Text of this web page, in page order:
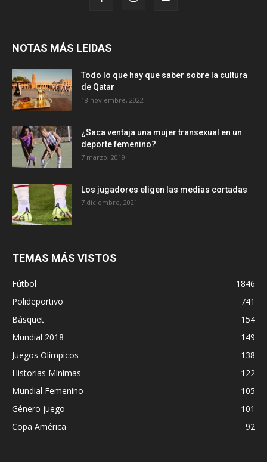
NOTAS MÁS LEIDAS
Todo lo que hay que saber sobre la cultura
de Qatar
18 noviembre, 2022
¿Saca ventaja una mujer transexual en un
deporte femenino?
7 marzo, 2019
Los jugadores eligen las medias cortadas
7 diciembre, 2021
TEMAS MÁS VISTOS
Fútbol
1846
Polideportivo
741
Básquet
154
Mundial 2018
149
Juegos Olímpicos
138
Historias Mínimas
122
Mundial Femenino
105
Género juego
101
Copa América
92